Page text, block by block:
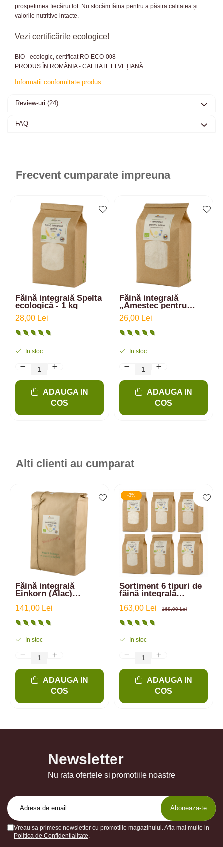
prospețimea fiecărui lot. Nu stocăm făina pentru a păstra calitatea și
valorile nutritive intacte.
Vezi certificările ecologice!
BIO - ecologic, certificat RO-ECO-008
PRODUS ÎN ROMÂNIA - CALITATE ELVEȚIANĂ
Informatii conformitate produs
Review-uri (24)
FAQ
Frecvent cumparate impreuna
Făină integrală Spelta
ecologică - 1 kg
28,00 Lei
In stoc
ADAUGA IN
COS
Făină integrală
„Amestec pentru
pâine” ecologică din
33% Spelta, 33%
Secară și 34% Grâu |
1 kg
26,00 Lei
In stoc
ADAUGA IN
COS
Alti clienti au cumparat
Făină integrală
Einkorn (Alac)
141,00 Lei
In stoc
ADAUGA IN
COS
-3%
Sortiment 6 tipuri de
făină integrală
Einkorn, Spelta,
amestec | 6 kg
168,00 Lei
163,00 Lei
In stoc
ADAUGA IN
COS
Newsletter
Nu rata ofertele si promotiile noastre
Vreau sa primesc newsletter cu promotiile magazinului. Afla mai multe in
Politica de Confidentialitate